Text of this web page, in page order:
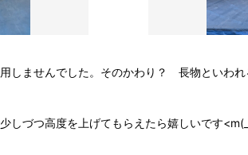
しませんでした。そのかわり？ 長物といわ
しづつ高度を上げてもらえたら嬉しいです